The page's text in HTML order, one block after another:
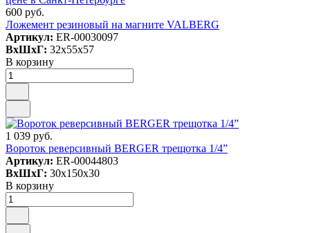
600 руб.
Ложемент резиновый на магните VALBERG
Артикул: ER-00030097
ВxШxГ: 32x55x57
В корзину
1 039 руб.
Вороток реверсивный BERGER трещотка 1/4”
Артикул: ER-00044803
ВxШxГ: 30x150x30
В корзину